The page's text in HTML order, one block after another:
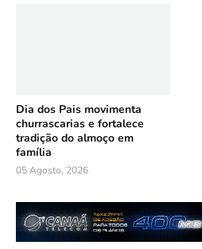
Dia dos Pais movimenta
churrascarias e fortalece
tradição do almoço em
família
05 Agosto, 2026